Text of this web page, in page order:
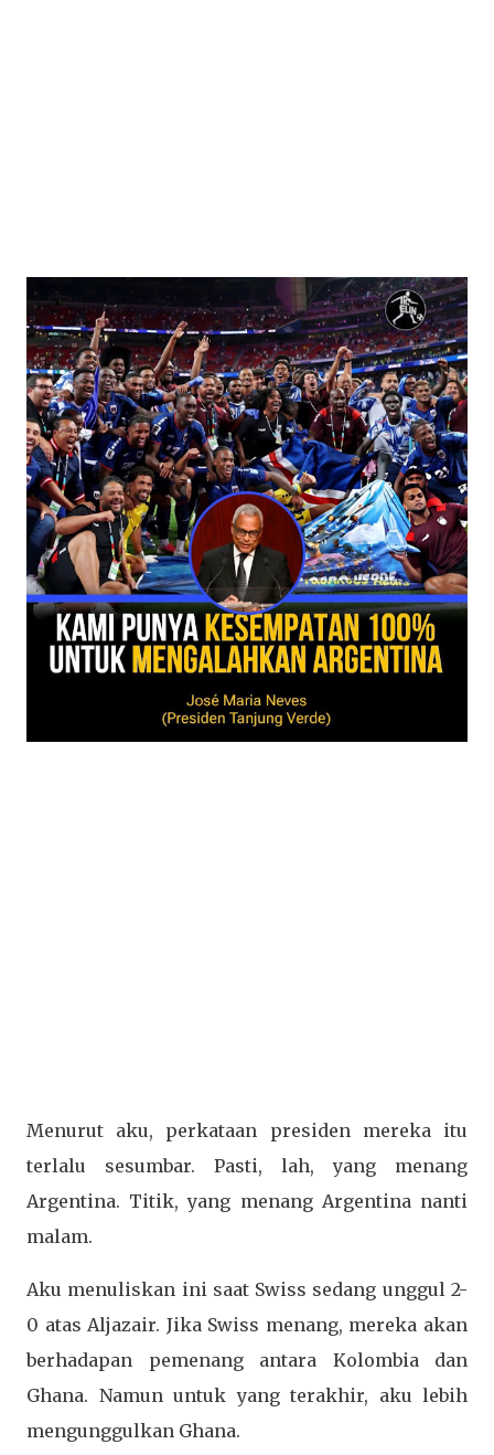
Menurut aku, perkataan presiden mereka itu
terlalu sesumbar. Pasti, lah, yang menang
Argentina. Titik, yang menang Argentina nanti
malam.
Aku menuliskan ini saat Swiss sedang unggul 2-
0 atas Aljazair. Jika Swiss menang, mereka akan
berhadapan pemenang antara Kolombia dan
Ghana. Namun untuk yang terakhir, aku lebih
mengunggulkan Ghana.